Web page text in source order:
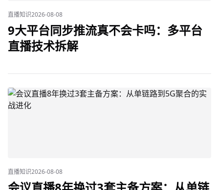
直播知识2026-08-08
9大平台同步推流真不会卡吗：多平台
直播技术拆解
直播知识2026-08-08